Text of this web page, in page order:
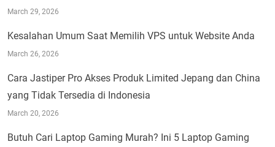
March 29, 2026
Kesalahan Umum Saat Memilih VPS untuk Website Anda
March 26, 2026
Cara Jastiper Pro Akses Produk Limited Jepang dan China
yang Tidak Tersedia di Indonesia
March 20, 2026
Butuh Cari Laptop Gaming Murah? Ini 5 Laptop Gaming